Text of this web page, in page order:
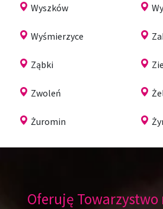
Wyszków
Wyśmierzyce
Ząbki
Zwoleń
Żuromin
Oferuję Towarzystwo